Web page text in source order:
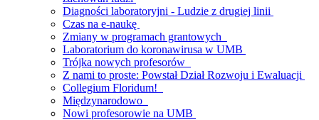
Diagności laboratoryjni - Ludzie z drugiej linii
Czas na e-naukę
Zmiany w programach grantowych
Laboratorium do koronawirusa w UMB
Trójka nowych profesorów
Z nami to proste: Powstał Dział Rozwoju i Ewaluacji
Collegium Floridum!
Międzynarodowo
Nowi profesorowie na UMB